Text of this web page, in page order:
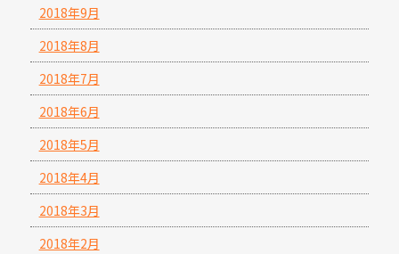
2018年9月
2018年8月
2018年7月
2018年6月
2018年5月
2018年4月
2018年3月
2018年2月